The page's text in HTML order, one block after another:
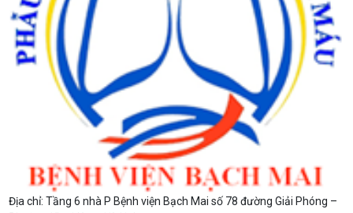
Địa chỉ: Tầng 6 nhà P Bệnh viện Bạch Mai số 78 đường Giải Phóng –